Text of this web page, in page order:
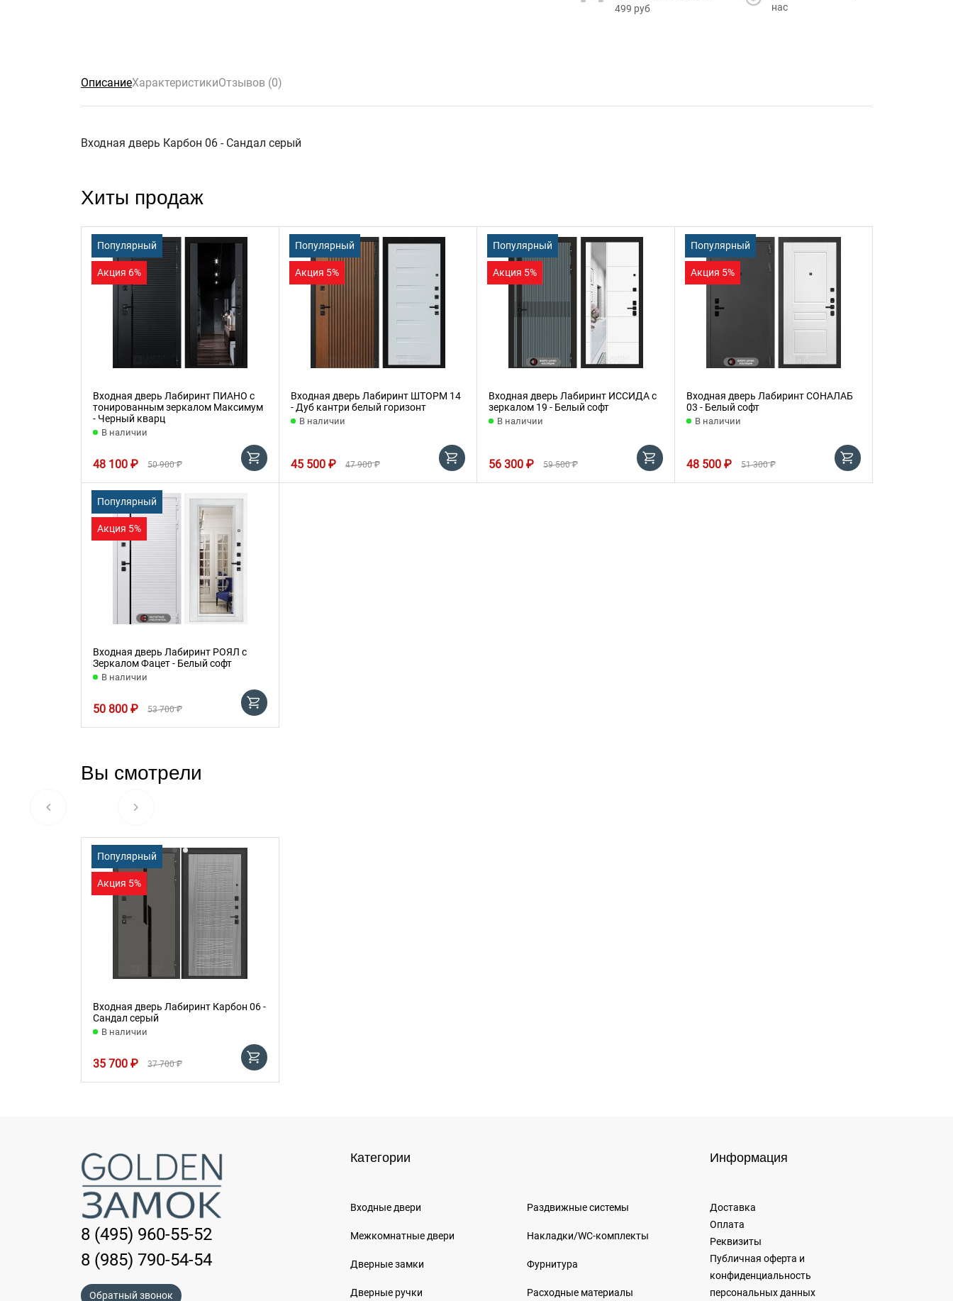
499 руб
нас
ОписаниеХарактеристикиОтзывов (0)
Входная дверь Карбон 06 - Сандал серый
Хиты продаж
Популярный
Акция 6%
Входная дверь Лабиринт ПИАНО с
тонированным зеркалом Максимум
- Черный кварц
В наличии
48 100 ₽ 50 900 ₽
Популярный
Акция 5%
Входная дверь Лабиринт ШТОРМ 14
- Дуб кантри белый горизонт
В наличии
45 500 ₽ 47 900 ₽
Популярный
Акция 5%
Входная дверь Лабиринт ИССИДА с
зеркалом 19 - Белый софт
В наличии
56 300 ₽ 59 500 ₽
Популярный
Акция 5%
Входная дверь Лабиринт СОНАЛАБ
03 - Белый софт
В наличии
48 500 ₽ 51 300 ₽
Популярный
Акция 5%
Входная дверь Лабиринт РОЯЛ с
Зеркалом Фацет - Белый софт
В наличии
50 800 ₽ 53 700 ₽
Вы смотрели
Популярный
Акция 5%
Входная дверь Лабиринт Карбон 06 -
Сандал серый
В наличии
35 700 ₽ 37 700 ₽
8 (495) 960-55-52
8 (985) 790-54-54
Обратный звонок
Категории
Входные двери
Межкомнатные двери
Дверные замки
Дверные ручки
Раздвижные системы
Накладки/WC-комплекты
Фурнитура
Расходные материалы
Информация
Доставка
Оплата
Реквизиты
Публичная оферта и
конфиденциальность
персональных данных